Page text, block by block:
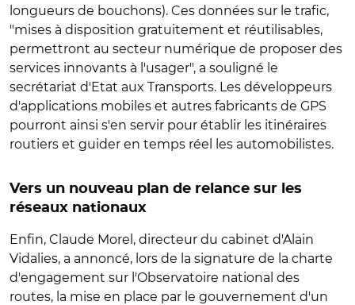
longueurs de bouchons). Ces données sur le trafic,
"mises à disposition gratuitement et réutilisables,
permettront au secteur numérique de proposer des
services innovants à l'usager", a souligné le
secrétariat d'Etat aux Transports. Les développeurs
d'applications mobiles et autres fabricants de GPS
pourront ainsi s'en servir pour établir les itinéraires
routiers et guider en temps réel les automobilistes.
Vers un nouveau plan de relance sur les
réseaux nationaux
Enfin, Claude Morel, directeur du cabinet d'Alain
Vidalies, a annoncé, lors de la signature de la charte
d'engagement sur l'Observatoire national des
routes, la mise en place par le gouvernement d'un